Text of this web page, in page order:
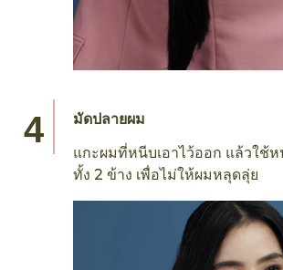
มัดปลายผม
แกะผมที่หนีบเอาไว้ออก แล้วใช้
ทั้ง 2 ข้าง เพื่อไม่ให้ผมหลุดลุ่ย